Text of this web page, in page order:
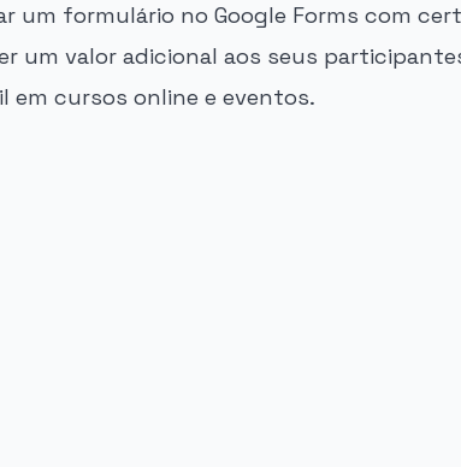
um formulário no Google Forms com
um valor adicional aos seus
em cursos online e eventos.